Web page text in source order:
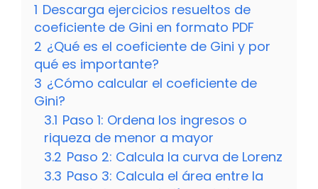
1 Descarga ejercicios resueltos de
coeficiente de Gini en formato PDF
2 ¿Qué es el coeficiente de Gini y por
qué es importante?
3 ¿Cómo calcular el coeficiente de
Gini?
3.1 Paso 1: Ordena los ingresos o
riqueza de menor a mayor
3.2 Paso 2: Calcula la curva de Lorenz
3.3 Paso 3: Calcula el área entre la